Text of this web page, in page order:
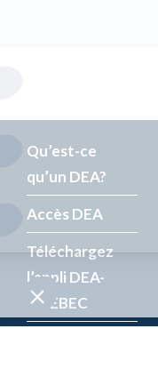
Qu’est-ce
qu’un DEA?
Accès DEA
Téléchargez
l’appli DEA-
QUÉBEC